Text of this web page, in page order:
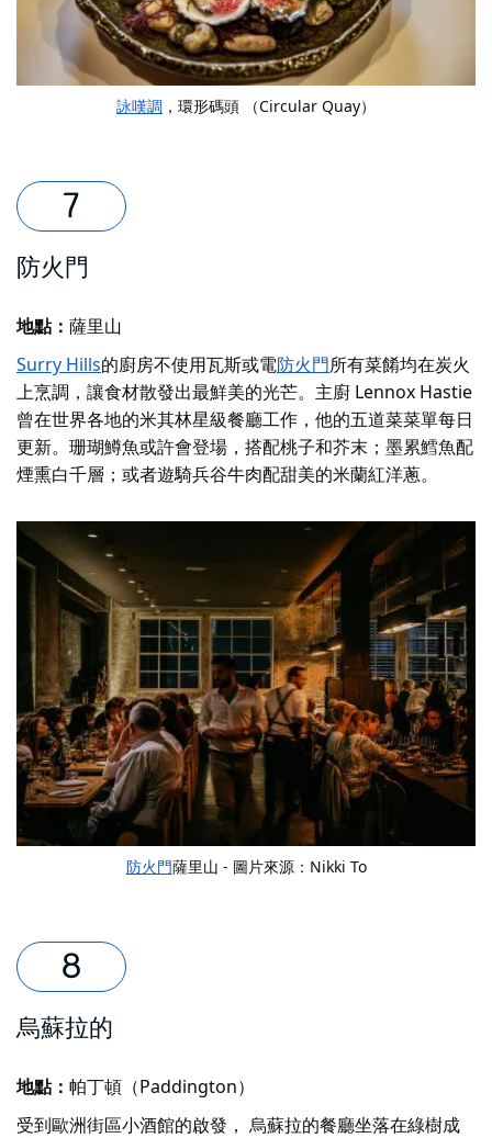
詠嘆調 ，環形碼頭 （Circular Quay）
防火門
地點： 薩里山
Surry Hills的廚房不使用瓦斯或電防火門所有菜餚均在炭火
上烹調，讓食材散發出最鮮美的光芒。主廚 Lennox Hastie
曾在世界各地的米其林星級餐廳工作，他的五道菜菜單每日
更新。珊瑚鱒魚或許會登場，搭配桃子和芥末；墨累鱈魚配
煙熏白千層；或者遊騎兵谷牛肉配甜美的米蘭紅洋蔥。
防火門薩里山 - 圖片來源：Nikki To
烏蘇拉的
地點： 帕丁頓（Paddington）
受到歐洲街區小酒館的啟發， 烏蘇拉的餐廳坐落在綠樹成